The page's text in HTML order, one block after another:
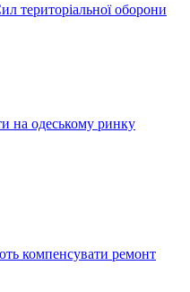
територіальної оборони
на одеському ринку
компенсувати ремонт